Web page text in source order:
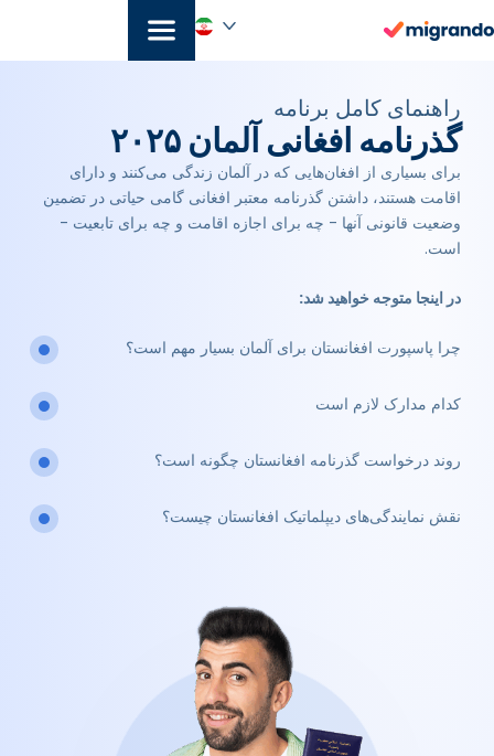
به
فارسی
راهنمای کامل برنامه
گذرنامه افغانی آلمان ۲۰۲۵
برای بسیاری از افغان‌هایی که در آلمان زندگی می‌کنند و دارای
اقامت هستند، داشتن گذرنامه معتبر افغانی گامی حیاتی در تضمین
وضعیت قانونی آنها - چه برای اجازه اقامت و چه برای تابعیت -
است.
در اینجا متوجه خواهید شد:
چرا پاسپورت افغانستان برای آلمان بسیار مهم است؟
کدام مدارک لازم است
روند درخواست گذرنامه افغانستان چگونه است؟
نقش نمایندگی‌های دیپلماتیک افغانستان چیست؟